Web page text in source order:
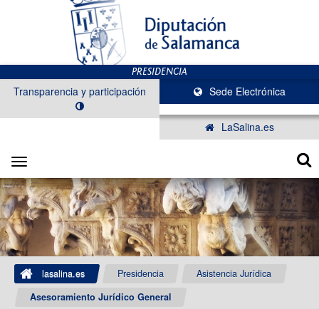
Sede Electrónica
Transparencia y participación
LaSalina.es
Toggle
navigation
lasalina.es Presidencia
Asistencia Jurídica
Asesoramiento Jurídico General